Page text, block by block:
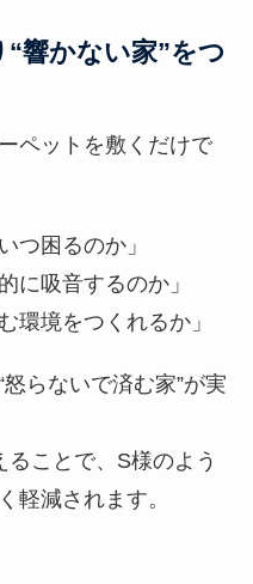
響かない家”をつ
ペットを敷くだけで
つ困るのか」
に吸音するのか」
環境をつくれるか」
らないで済む家”が実
ことで、S様のよう
軽減されます。